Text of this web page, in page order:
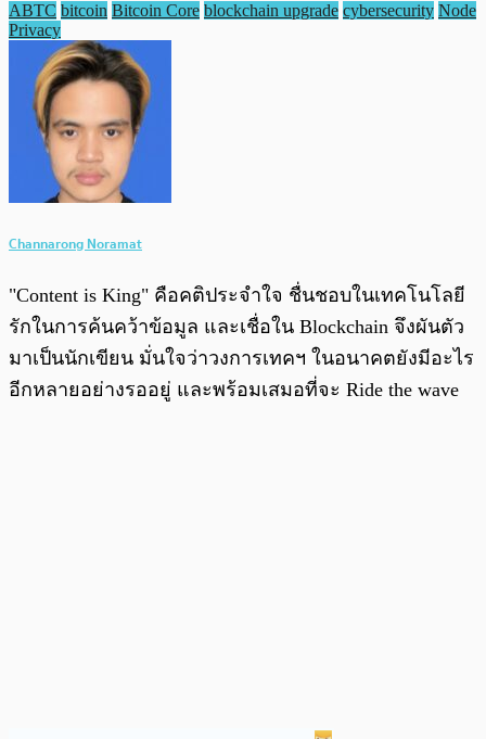
ABTC bitcoin Bitcoin Core blockchain upgrade cybersecurity Node
Privacy
Channarong Noramat
"Content is King" คือคติประจำใจ ชื่นชอบในเทคโนโลยี
รักในการค้นคว้าข้อมูล และเชื่อใน Blockchain จึงผันตัว
มาเป็นนักเขียน มั่นใจว่าวงการเทคฯ ในอนาคตยังมีอะไร
อีกหลายอย่างรออยู่ และพร้อมเสมอที่จะ Ride the wave